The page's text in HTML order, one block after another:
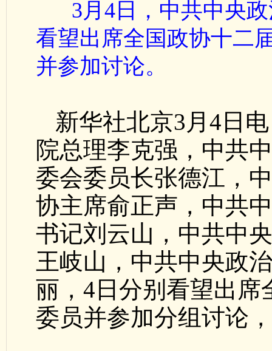
3月4日，中共中央
看望出席全国政协十二
并参加讨论。
新华社北京3月4日
院总理李克强，中共
委会委员长张德江，
协主席俞正声，中共
书记刘云山，中共中
王岐山，中共中央政
丽，4日分别看望出席
委员并参加分组讨论